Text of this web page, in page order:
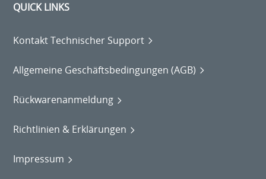
QUICK LINKS
Kontakt Technischer Support
Allgemeine Geschäftsbedingungen (AGB)
Rückwarenanmeldung
Richtlinien & Erklärungen
Impressum